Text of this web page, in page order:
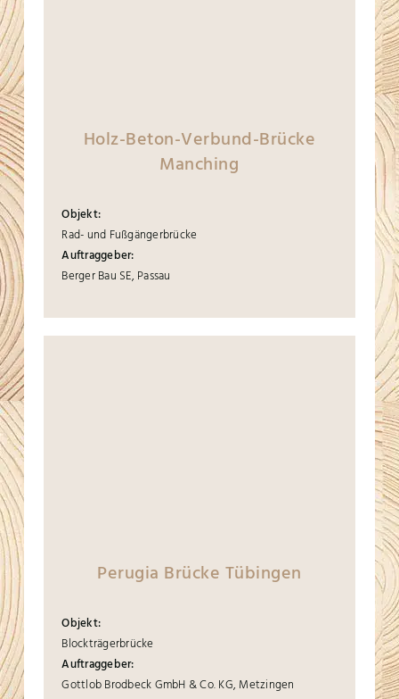
Holz-Beton-Verbund-Brücke
Manching
Objekt:
Rad- und Fußgängerbrücke
Auftraggeber:
Berger Bau SE, Passau
Perugia Brücke Tübingen
Objekt:
Blockträgerbrücke
Auftraggeber:
Gottlob Brodbeck GmbH & Co. KG, Metzingen